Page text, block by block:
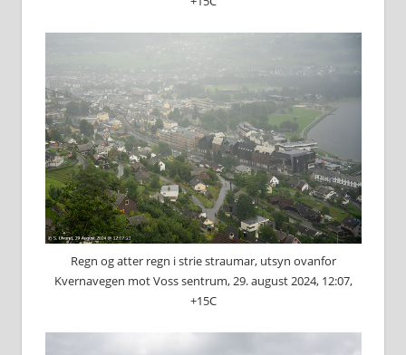
Regn og atter regn i strie straumar, utsyn ovanfor
Kvernavegen mot Voss sentrum, 29. august 2024, 12:07,
+15C